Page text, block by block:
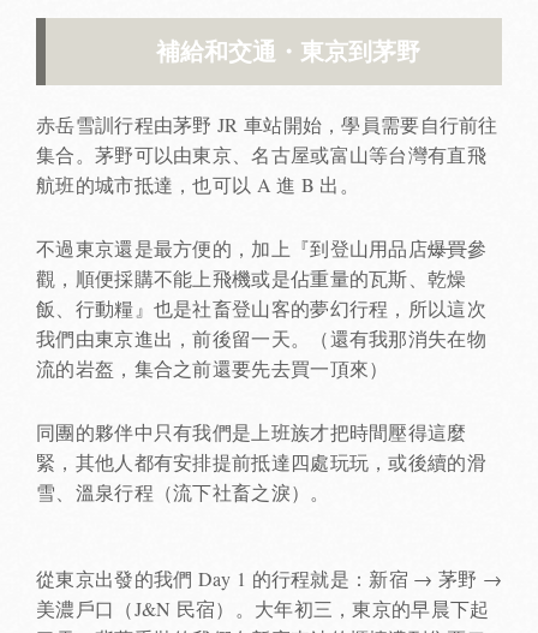
補給和交通・東京到茅野
赤岳雪訓行程由茅野 JR 車站開始，學員需要自行前往
集合。茅野可以由東京、名古屋或富山等台灣有直飛
航班的城市抵達，也可以 A 進 B 出。
不過東京還是最方便的，加上『到登山用品店爆買參
觀，順便採購不能上飛機或是佔重量的瓦斯、乾燥
飯、行動糧』也是社畜登山客的夢幻行程，所以這次
我們由東京進出，前後留一天。（還有我那消失在物
流的岩盔，集合之前還要先去買一頂來）
同團的夥伴中只有我們是上班族才把時間壓得這麼
緊，其他人都有安排提前抵達四處玩玩，或後續的滑
雪、溫泉行程（流下社畜之淚）。
從東京出發的我們 Day 1 的行程就是：新宿 → 茅野 →
美濃戶口（J&N 民宿）。大年初三，東京的早晨下起